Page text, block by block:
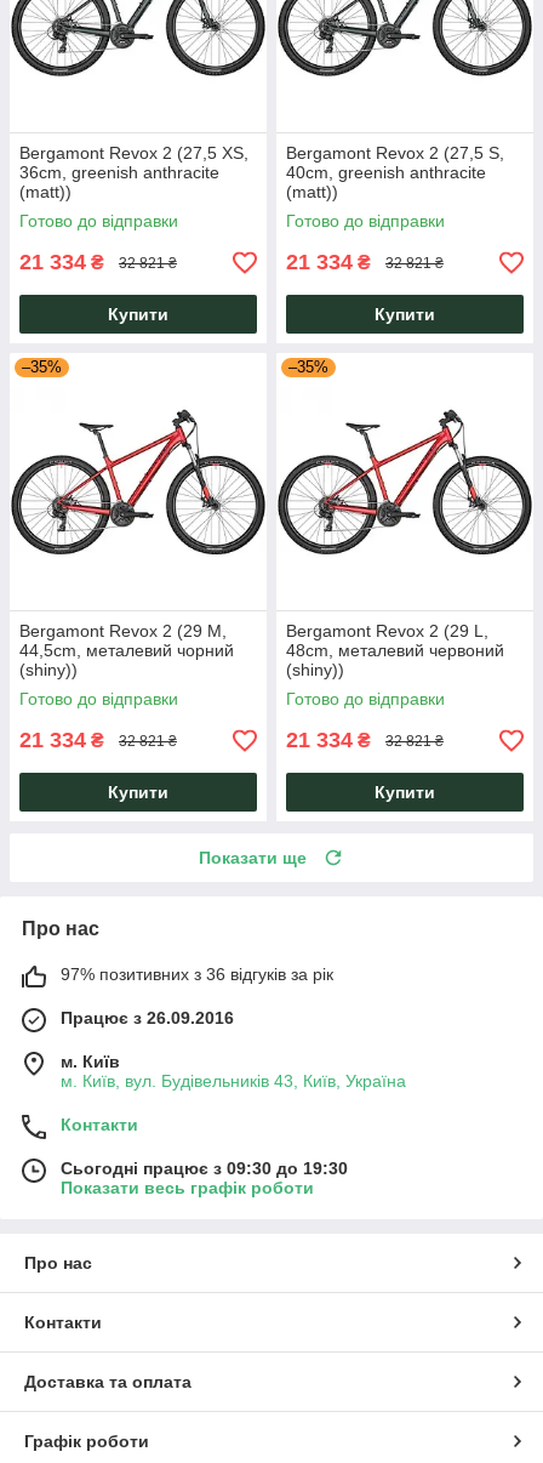
Bergamont Revox 2 (27,5 XS,
36cm, greenish anthracite
(matt))
Готово до відправки
21 334 ₴ 32 821 ₴
Купити
Bergamont Revox 2 (27,5 S,
40cm, greenish anthracite
(matt))
Готово до відправки
21 334 ₴ 32 821 ₴
Купити
–35%
Bergamont Revox 2 (29 M,
44,5cm, металевий чорний
(shiny))
Готово до відправки
21 334 ₴ 32 821 ₴
Купити
–35%
Bergamont Revox 2 (29 L,
48cm, металевий червоний
(shiny))
Готово до відправки
21 334 ₴ 32 821 ₴
Купити
Показати ще
Про нас
97% позитивних з 36 відгуків за рік
Працює з 26.09.2016
м. Київ
м. Київ, вул. Будівельників 43, Київ, Україна
Контакти
Сьогодні працює з 09:30 до 19:30
Показати весь графік роботи
Про нас
Контакти
Доставка та оплата
Графік роботи